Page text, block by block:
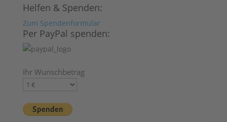
Helfen & Spenden:
Zum Spendenformular
Per PayPal spenden:
Ihr Wunschbetrag